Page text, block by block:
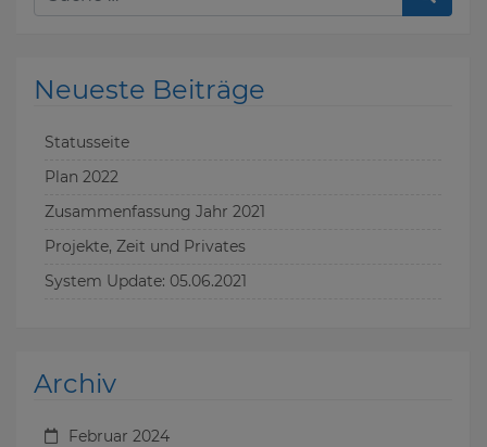
Neueste Beiträge
Statusseite
Plan 2022
Zusammenfassung Jahr 2021
Projekte, Zeit und Privates
System Update: 05.06.2021
Archiv
Februar 2024